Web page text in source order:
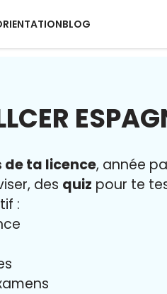
BLOG
ta licence, année
des quiz pour te
: